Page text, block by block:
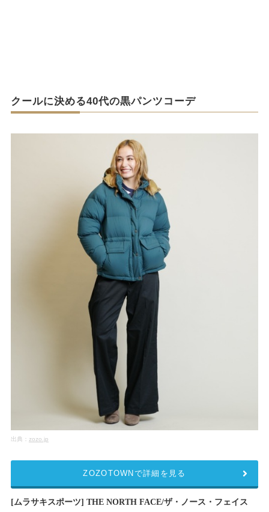
クールに決める40代の黒パンツコーデ
出典： zozo.jp
[ムラサキスポーツ] THE NORTH FACE/ザ・ノース・フェイス
ZOZOTOWNで詳細を見る